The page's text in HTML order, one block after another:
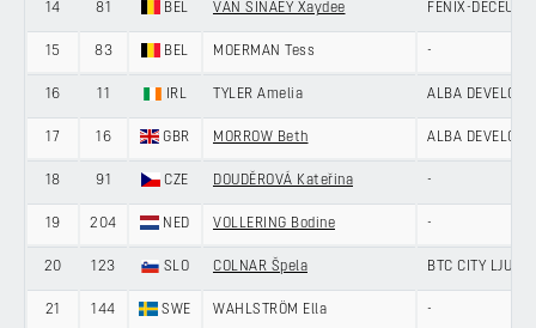
14 81 BEL VAN SINAEY Xaydee FENIX-
15 83 BEL MOERMAN Tess -
16 11 IRL TYLER Amelia ALBA
17 16 GBR MORROW Beth ALBA
18 91 CZE DOUDĚROVÁ Kateřina -
19 204 NED VOLLERING Bodine -
20 123 SLO COLNAR Špela BTC CITY
21 144 SWE WAHLSTRÖM Ella -